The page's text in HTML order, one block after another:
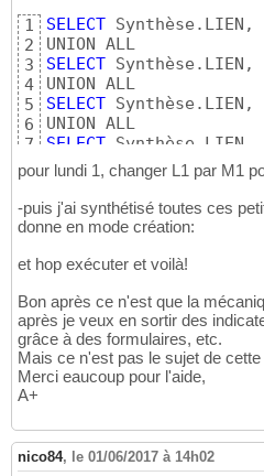
1
2
3
4
5
6
7
SELECT Synthèse.LIEN,
SELECT Synthèse.LIEN,
SELECT Synthèse.LIEN,
SELECT Synthèse.LIEN,
pour lundi 1, changer L1 par M1
-puis j'ai synthétisé toutes ces
donne en mode création:
et hop exécuter et voilà!
Bon après ce n'est que la
après je veux en sortir des
grâce à des formulaires, etc.
Mais ce n'est pas le sujet de
Merci eaucoup pour l'aide,
A+
nico84, le 01/06/2017 à 14h02